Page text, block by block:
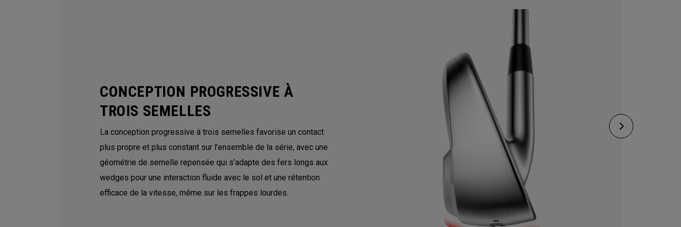
CONCEPTION PROGRESSIVE À
TROIS SEMELLES
La conception progressive à trois semelles favorise un contact
plus propre et plus constant sur l’ensemble de la série, avec une
géométrie de semelle repensée qui s’adapte des fers longs aux
wedges pour une interaction fluide avec le sol et une rétention
efficace de la vitesse, même sur les frappes lourdes.